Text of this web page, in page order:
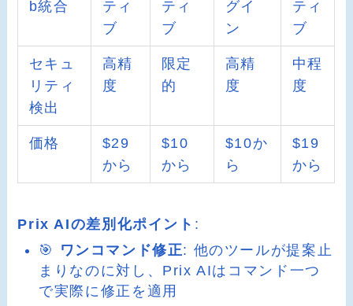
b統合
ティ
ブ
ティ
ブ
グイ
ン
ティ
ブ
セキュ
リティ
検出
高精
度
限定
的
高精
度
中程
度
価格
$29
から
$10
から
$10か
ら
$19
から
Prix AIの差別化ポイント :
🎯
ワンコマンド修正: 他のツールが提案止
まりなのに対し、Prix AIはコマンド一つ
で実際に修正を適用